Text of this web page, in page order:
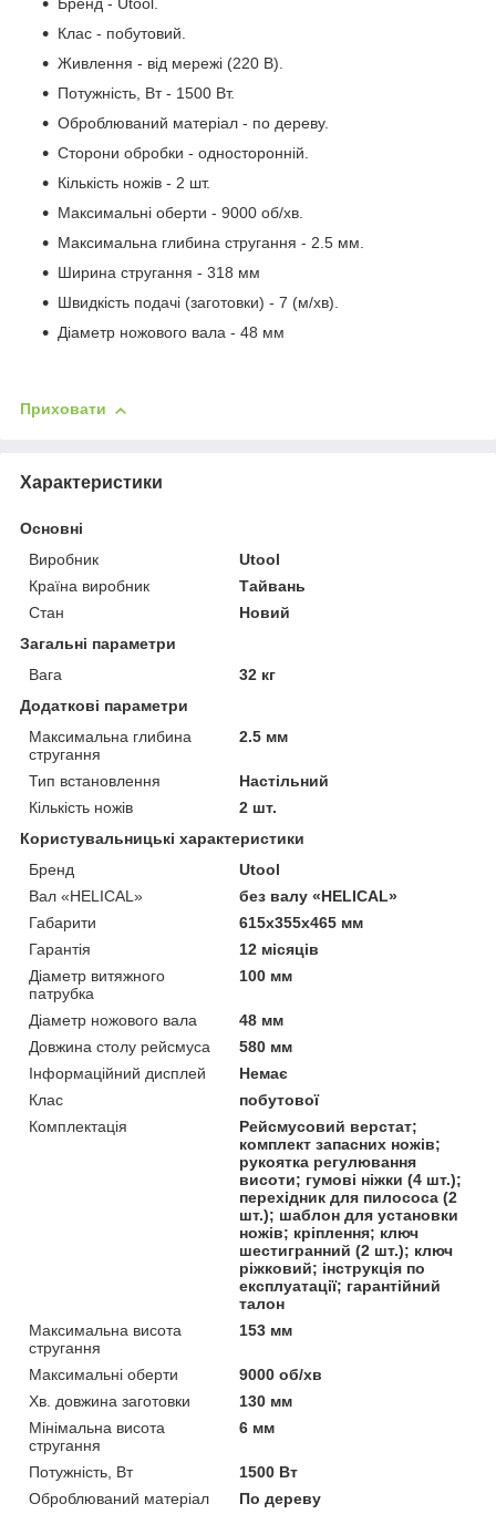
Бренд - Utool.
Клас - побутовий.
Живлення - від мережі (220 В).
Потужність, Вт - 1500 Вт.
Оброблюваний матеріал - по дереву.
Сторони обробки - односторонній.
Кількість ножів - 2 шт.
Максимальні оберти - 9000 об/хв.
Максимальна глибина стругання - 2.5 мм.
Ширина стругання - 318 мм
Швидкість подачі (заготовки) - 7 (м/хв).
Діаметр ножового вала - 48 мм
Приховати
Характеристики
Основні
Виробник
Utool
Країна виробник
Тайвань
Стан
Новий
Загальні параметри
Вага
32 кг
Додаткові параметри
Максимальна глибина
стругання
2.5 мм
Тип встановлення
Настільний
Кількість ножів
2 шт.
Користувальницькі характеристики
Бренд
Utool
Вал «HELICAL»
без валу «HELICAL»
Габарити
615x355x465 мм
Гарантія
12 місяців
Діаметр витяжного
патрубка
100 мм
Діаметр ножового вала
48 мм
Довжина столу рейсмуса
580 мм
Інформаційний дисплей
Немає
Клас
побутової
Комплектація
Рейсмусовий верстат;
комплект запасних ножів;
рукоятка регулювання
висоти; гумові ніжки (4 шт.);
перехідник для пилососа (2
шт.); шаблон для установки
ножів; кріплення; ключ
шестигранний (2 шт.); ключ
ріжковий; інструкція по
експлуатації; гарантійний
талон
Максимальна висота
стругання
153 мм
Максимальні оберти
9000 об/хв
Хв. довжина заготовки
130 мм
Мінімальна висота
стругання
6 мм
Потужність, Вт
1500 Вт
Оброблюваний матеріал
По дереву